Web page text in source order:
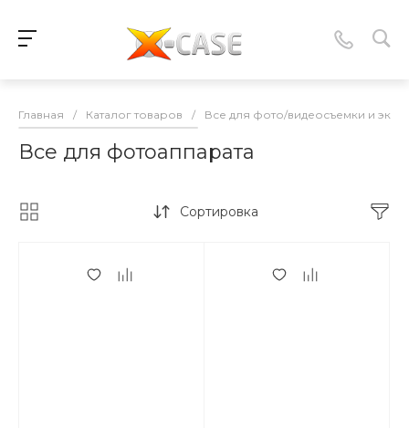
Главная / Каталог товаров / Все для фото/видеосъемки и
Все для фотоаппарата
Сортировка